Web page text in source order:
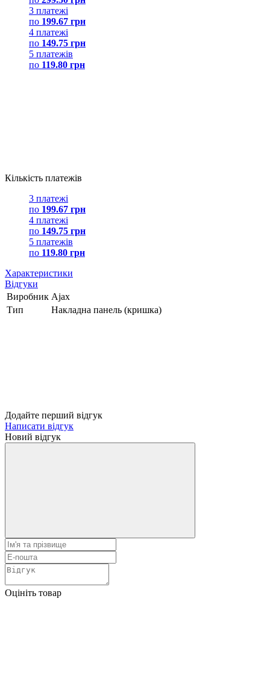
3 платежі
по 199.67 грн
4 платежі
по 149.75 грн
5 платежів
по 119.80 грн
Кількість платежів
3 платежі
по 199.67 грн
4 платежі
по 149.75 грн
5 платежів
по 119.80 грн
Характеристики
Відгуки
Виробник Ajax
Тип
Накладна панель (кришка)
Додайте перший відгук
Написати відгук
Новий відгук
Оцініть товар